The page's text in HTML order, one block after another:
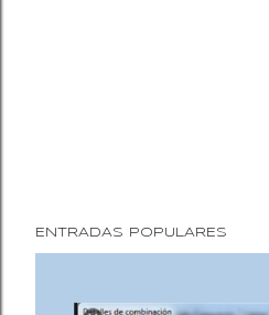
ENTRADAS POPULARES